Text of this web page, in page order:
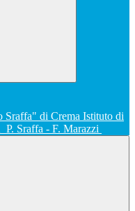
Istituto di
P. Sraffa - F. Marazzi